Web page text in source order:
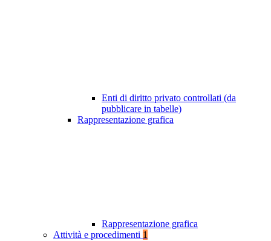
Enti di diritto privato controllati (da
pubblicare in tabelle)
Rappresentazione grafica
Rappresentazione grafica
Attività e procedimenti 1